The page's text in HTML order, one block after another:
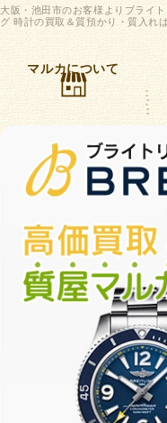
大阪・池田市のお客様よりブライ
グ 時計の買取＆質預かり・質入れ
マルカについて